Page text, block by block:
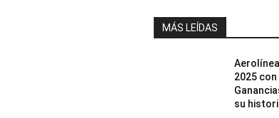
MÁS LEÍDAS
2025
su